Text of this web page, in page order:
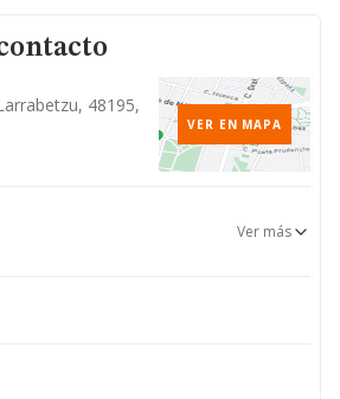
48195,
VER EN MAPA
Ver más